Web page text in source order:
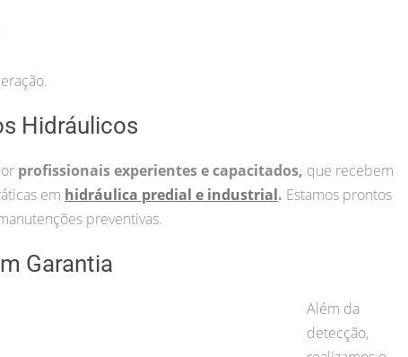
Hidráulicos
profissionais experientes e capacitados, que recebem
em hidráulica predial e industrial. Estamos prontos
preventivas.
Garantia
Além da
detecção,